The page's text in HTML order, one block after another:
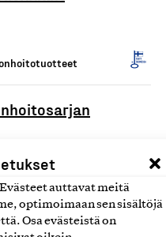
auttavat meitä
optimoimaan sen sisältöjä
Osa evästeistä on
Bar,